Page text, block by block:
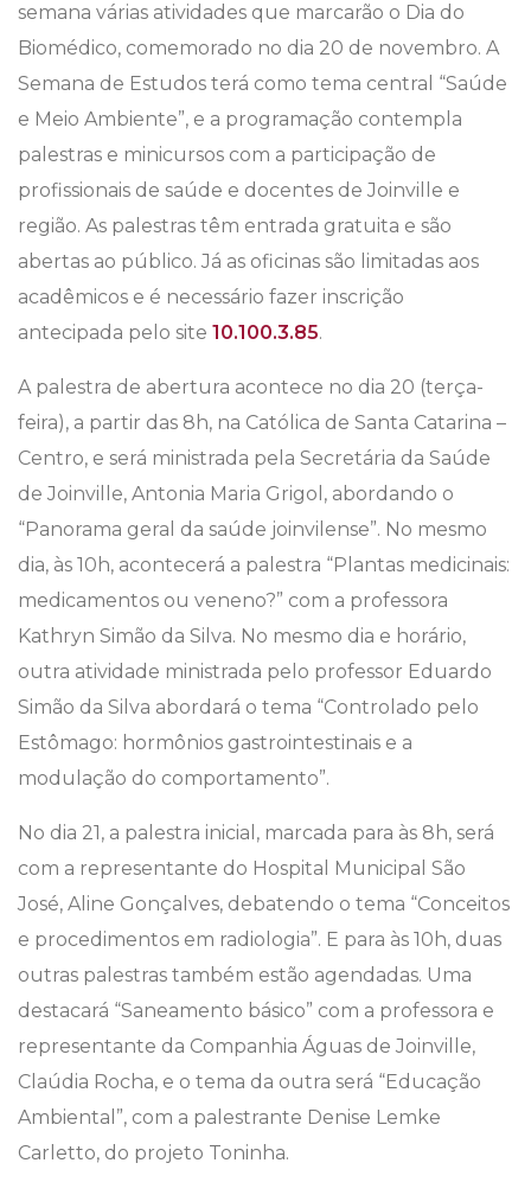
semana várias atividades que marcarão o Dia do
Biomédico, comemorado no dia 20 de novembro. A
Semana de Estudos terá como tema central “Saúde
e Meio Ambiente”, e a programação contempla
palestras e minicursos com a participação de
profissionais de saúde e docentes de Joinville e
região. As palestras têm entrada gratuita e são
abertas ao público. Já as oficinas são limitadas aos
acadêmicos e é necessário fazer inscrição
antecipada pelo site 10.100.3.85.
A palestra de abertura acontece no dia 20 (terça-
feira), a partir das 8h, na Católica de Santa Catarina –
Centro, e será ministrada pela Secretária da Saúde
de Joinville, Antonia Maria Grigol, abordando o
“Panorama geral da saúde joinvilense”. No mesmo
dia, às 10h, acontecerá a palestra “Plantas medicinais:
medicamentos ou veneno?” com a professora
Kathryn Simão da Silva. No mesmo dia e horário,
outra atividade ministrada pelo professor Eduardo
Simão da Silva abordará o tema “Controlado pelo
Estômago: hormônios gastrointestinais e a
modulação do comportamento”.
No dia 21, a palestra inicial, marcada para às 8h, será
com a representante do Hospital Municipal São
José, Aline Gonçalves, debatendo o tema “Conceitos
e procedimentos em radiologia”. E para às 10h, duas
outras palestras também estão agendadas. Uma
destacará “Saneamento básico” com a professora e
representante da Companhia Águas de Joinville,
Claúdia Rocha, e o tema da outra será “Educação
Ambiental”, com a palestrante Denise Lemke
Carletto, do projeto Toninha.